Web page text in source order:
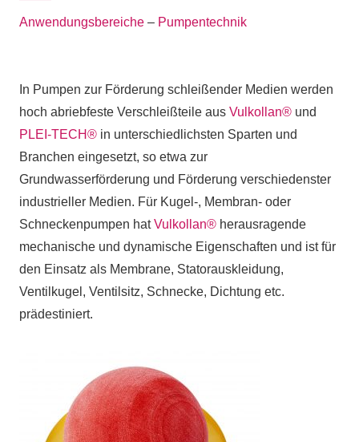
Anwendungsbereiche – Pumpentechnik
In Pumpen zur Förderung schleißender Medien werden
hoch abriebfeste Verschleißteile aus Vulkollan® und
PLEI-TECH® in unterschiedlichsten Sparten und
Branchen eingesetzt, so etwa zur
Grundwasserförderung und Förderung verschiedenster
industrieller Medien. Für Kugel-, Membran- oder
Schneckenpumpen hatVulkollan® herausragende
mechanische und dynamische Eigenschaften und ist für
den Einsatz als Membrane, Statorauskleidung,
Ventilkugel, Ventilsitz, Schnecke, Dichtung etc.
prädestiniert.